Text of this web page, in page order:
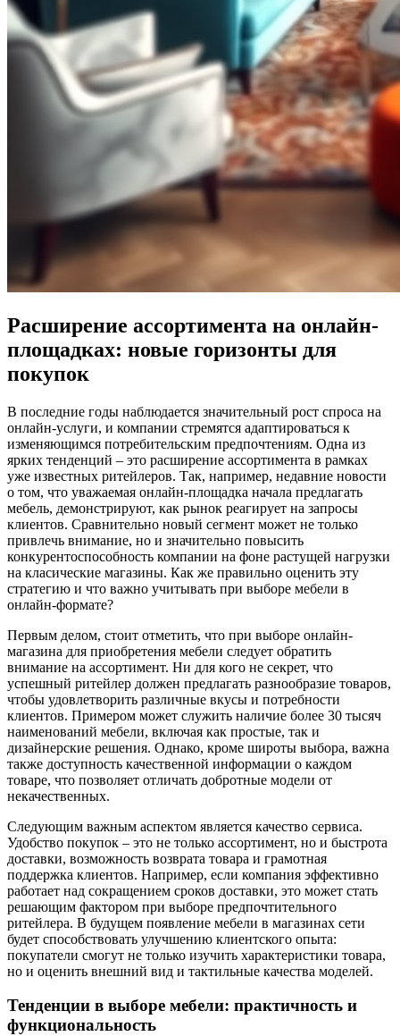
Расширение ассортимента на онлайн-
площадках: новые горизонты для
покупок
В последние годы наблюдается значительный рост спроса на
онлайн-услуги, и компании стремятся адаптироваться к
изменяющимся потребительским предпочтениям. Одна из
ярких тенденций – это расширение ассортимента в рамках
уже известных ритейлеров. Так, например, недавние новости
о том, что уважаемая онлайн-площадка начала предлагать
мебель, демонстрируют, как рынок реагирует на запросы
клиентов. Сравнительно новый сегмент может не только
привлечь внимание, но и значительно повысить
конкурентоспособность компании на фоне растущей нагрузки
на класические магазины. Как же правильно оценить эту
стратегию и что важно учитывать при выборе мебели в
онлайн-формате?
Первым делом, стоит отметить, что при выборе онлайн-
магазина для приобретения мебели следует обратить
внимание на ассортимент. Ни для кого не секрет, что
успешный ритейлер должен предлагать разнообразие товаров,
чтобы удовлетворить различные вкусы и потребности
клиентов. Примером может служить наличие более 30 тысяч
наименований мебели, включая как простые, так и
дизайнерские решения. Однако, кроме широты выбора, важна
также доступность качественной информации о каждом
товаре, что позволяет отличать добротные модели от
некачественных.
Следующим важным аспектом является качество сервиса.
Удобство покупок – это не только ассортимент, но и быстрота
доставки, возможность возврата товара и грамотная
поддержка клиентов. Например, если компания эффективно
работает над сокращением сроков доставки, это может стать
решающим фактором при выборе предпочтительного
ритейлера. В будущем появление мебели в магазинах сети
будет способствовать улучшению клиентского опыта:
покупатели смогут не только изучить характеристики товара,
но и оценить внешний вид и тактильные качества моделей.
Тенденции в выборе мебели: практичность и
функциональность